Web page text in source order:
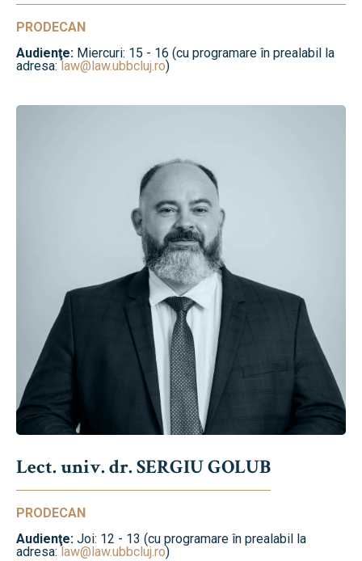
PRODECAN
Audienţe: Miercuri: 15 - 16 (cu programare în prealabil la
adresa: law@law.ubbcluj.ro)
Lect. univ. dr. SERGIU GOLUB
PRODECAN
Audienţe: Joi: 12 - 13 (cu programare în prealabil la
adresa:law@law.ubbcluj.ro)